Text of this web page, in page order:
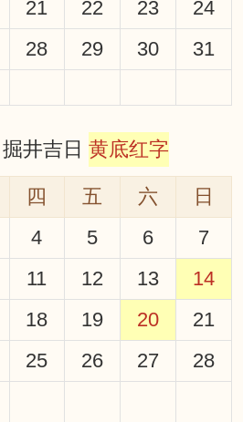
21 22 23
24
28 29 30 31
井吉日 黄底红字
四 五 六
日
4 5 6
7
11 12 13
14
18 19 20
21
25 26 27
28